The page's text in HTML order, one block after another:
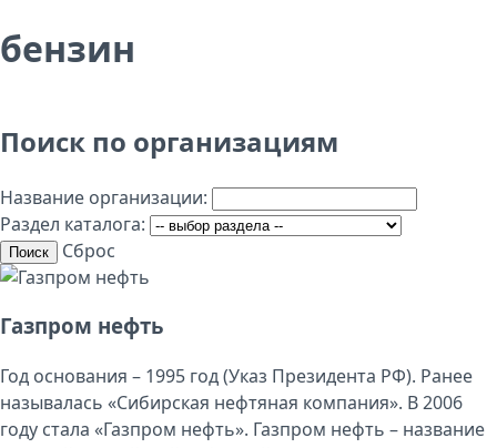
бензин
Поиск по организациям
Название организации:
Раздел каталога:
Поиск Сброс
Газпром нефть
Год основания – 1995 год (Указ Президента РФ). Ранее
называлась «Сибирская нефтяная компания». В 2006
году стала «Газпром нефть». Газпром нефть – название